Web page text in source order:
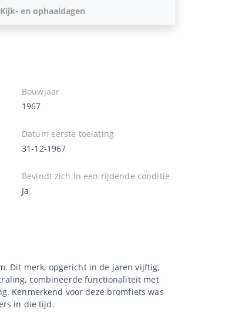
Kijk- en ophaaldagen
Bouwjaar
1967
Datum eerste toelating
31-12-1967
Bevindt zich in een rijdende conditie
Ja
Dit merk, opgericht in de jaren vijftig,
combineerde functionaliteit met
Kenmerkend voor deze bromfiets was
in die tijd.